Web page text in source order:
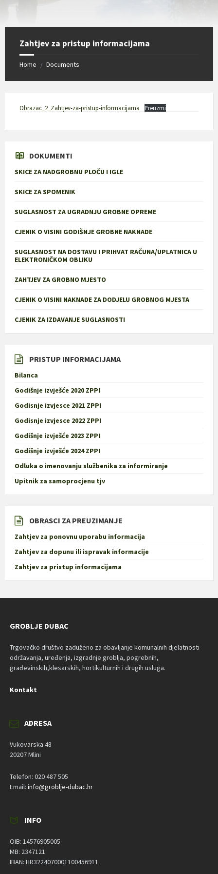
Zahtjev za pristup informacijama
Home / Documents
Obrazac_2_Zahtjev-za-pristup-informacijama Preuzmi
DOKUMENTI
SKICE ZA NADGROBNU PLOČU I IGLE
SKICE ZA SPOMENIK
SUGLASNOST ZA UGRADNJU GROBNE OPREME
CJENIK O VISINI GODIŠNJE GROBNE NAKNADE
SUGLASNOST NA DOSTAVU I PRIHVAT RAČUNA/UPLATNICA U
ELEKTRONIČKOM OBLIKU
ZAHTJEV ZA GROBNO MJESTO
CJENIK O VISINI NAKNADE ZA DODJELU GROBNOG MJESTA
CJENIK ZA IZDAVANJE SUGLASNOSTI
PRISTUP INFORMACIJAMA
Bilanca
Godišnje izvješće 2020 ZPPI
Godisnje izvjesce 2021 ZPPI
Godisnje izvjesce 2022 ZPPI
Godišnje izvješće 2023 ZPPI
Godišnje izvješće 2024 ZPPI
Odluka o imenovanju službenika za informiranje
Upitnik za samoprocjenu tjv
OBRASCI ZA PREUZIMANJE
Zahtjev za ponovnu uporabu informacija
Zahtjev za dopunu ili ispravak informacije
Zahtjev za pristup informacijama
GROBLJE DUBAC
Trgovačko društvo zaduženo za obavljanje komunalnih djelatnosti
održavanja, uređenja, izgradnje groblja, pogrebnih,
građevinskih,klesarskih, hortikulturnih i drugih usluga.
Kontakt
ADRESA
Vukovarska 48
20207 Mlini
Telefon: 020 487 505
Email: info@groblje-dubac.hr
INFO
OIB: 14576905005
MB: 2347121
IBAN: HR3224070001100456911